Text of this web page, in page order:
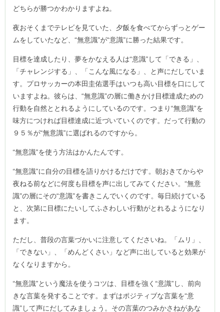
どちらが勝つかわかりますよね。
夜おそくまでテレビを見ていた、夕飯を食べてからずっとゲー
ムをしていたなど、“無意識”が“意識”に勝った結果です。
目標を達成したり、夢をかなえる人は“意識”して「できる」、
「チャレンジする」、「こんな風になる」、と声にだしていま
す。プロサッカーの本田圭佑選手はいつも高い目標を口にして
いますよね。彼らは、“無意識”の層に働きかけ目標達成ための
行動を自然ととれるようにしているのです。つまり“無意識”を
味方につければ目標達成に近づいていくのです。だって行動の
９５％が“無意識”に選ばれるのですから。
“無意識”を使う方法はかんたんです。
“無意識”に自分の目標を語りかけるだけです。朝おきてからや
夜ねる前などに何度も目標を声に出してみてください。“無意
識”の層にその“意識”を書きこんでいくのです。毎日続けている
と、次第に目標にたいしてふさわしい行動がとれるようになり
ます。
ただし、普段の言葉づかいに注意してくださいね。「ムリ」、
「できない」、「めんどくさい」など声に出していると効果が
なくなりますから。
“無意識”という魔法を使うコツは、目標を強く“意識”し、前向
きな言葉を発することです。まずはポジティブな言葉を“意
識”して声にだしてみましょう。その言葉のつみかさねがあな